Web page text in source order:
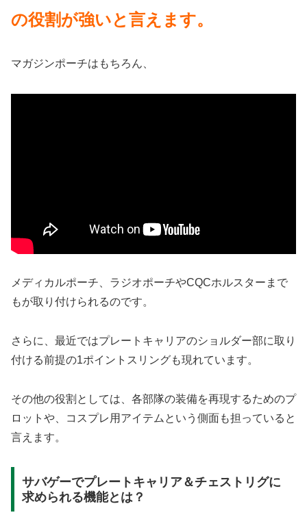
の役割が強いと言えます。
マガジンポーチはもちろん、
メディカルポーチ、ラジオポーチやCQCホルスターまで
もが取り付けられるのです。
さらに、最近ではプレートキャリアのショルダー部に取り
付ける前提の1ポイントスリングも現れています。
その他の役割としては、各部隊の装備を再現するためのプ
ロットや、コスプレ用アイテムという側面も担っていると
言えます。
サバゲーでプレートキャリア＆チェストリグに
求められる機能とは？